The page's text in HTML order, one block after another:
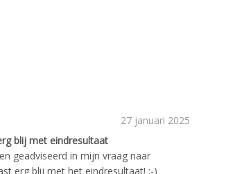
27 januari 2025
blij met eindresultaat
geadviseerd in mijn vraag naar
erg blij met het eindresultaat! :-)